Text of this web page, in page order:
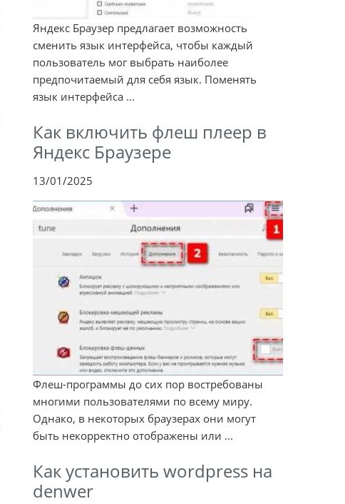
Яндекс Браузер предлагает возможность
сменить язык интерфейса, чтобы каждый
пользователь мог выбрать наиболее
предпочитаемый для себя язык. Поменять
язык интерфейса ...
Как включить флеш плеер в
Яндекс Браузере
13/01/2025
Флеш-программы до сих пор востребованы
многими пользователями по всему миру.
Однако, в некоторых браузерах они могут
быть некорректно отображены или ...
Как установить wordpress на
denwer